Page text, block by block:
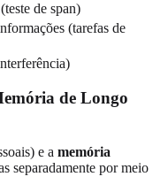
de span)
(tarefas de
de Longo
e a memória
separadamente por meio